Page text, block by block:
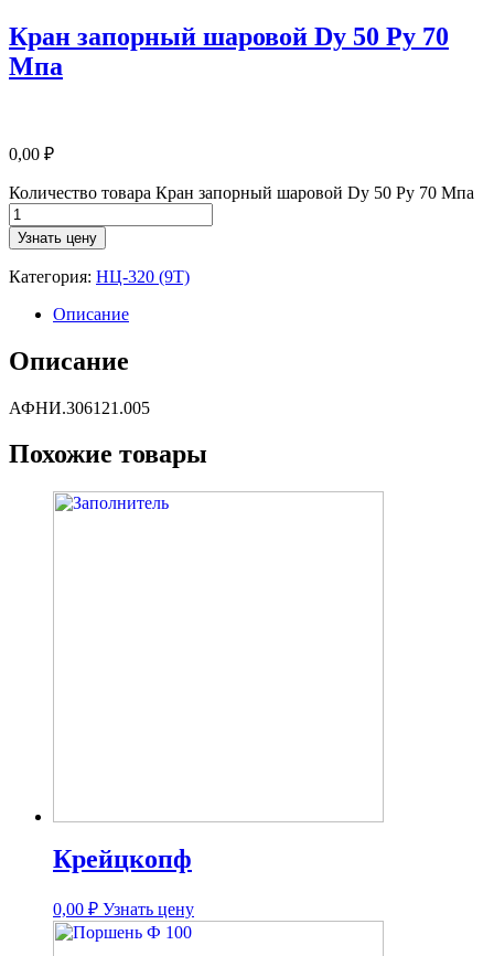
Кран запорный шаровой Dy 50 Ру 70
Мпа
0,00 ₽
Количество товара Кран запорный шаровой Dy 50 Ру 70 Мпа
Узнать цену
Категория: НЦ-320 (9Т)
Описание
Описание
АФНИ.306121.005
Похожие товары
Крейцкопф
0,00 ₽ Узнать цену